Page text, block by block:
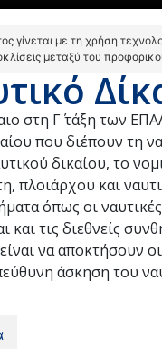
γίνεται με τη χρήση
μεταξύ του
στη Γ΄ τάξη των
που διέπουν τη
δικαίου, το
πλοιάρχου και
όπως οι
και τις διεθνείς
να αποκτήσουν
άσκηση του